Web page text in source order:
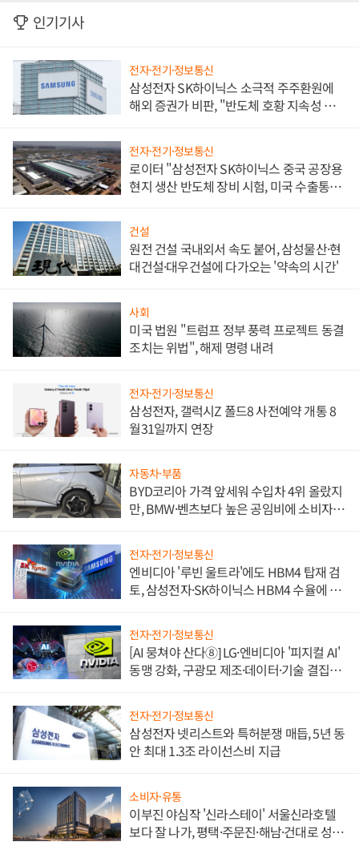
인기기사
전자·전기·정보통신
삼성전자 SK하이닉스 소극적 주주환원에
해외 증권가 비판, "반도체 호황 지속성 의
전자·전기·정보통신
로이터 "삼성전자 SK하이닉스 중국 공장용
현지 생산 반도체 장비 시험, 미국 수출통제
건설
원전 건설 국내외서 속도 붙어, 삼성물산·현
대건설·대우건설에 다가오는 '약속의 시간'
사회
미국 법원 "트럼프 정부 풍력 프로젝트 동결
조치는 위법", 해제 명령 내려
전자·전기·정보통신
삼성전자, 갤럭시Z 폴드8 사전예약 개통 8
월31일까지 연장
자동차·부품
BYD코리아 가격 앞세워 수입차 4위 올랐지
만, BMW·벤츠보다 높은 공임비에 소비자
전자·전기·정보통신
엔비디아 '루빈 울트라'에도 HBM4 탑재 검
토, 삼성전자·SK하이닉스 HBM4 수율에 주
전자·전기·정보통신
[AI 뭉쳐야 산다⑧] LG·엔비디아 '피지컬 AI'
동맹 강화, 구광모 제조·데이터·기술 결집
전자·전기·정보통신
삼성전자 넷리스트와 특허분쟁 매듭, 5년 동
안 최대 1.3조 라이선스비 지급
소비자·유통
이부진 야심작 '신라스테이' 서울신라호텔
보다 잘 나가, 평택·주문진·해남·건대로 성